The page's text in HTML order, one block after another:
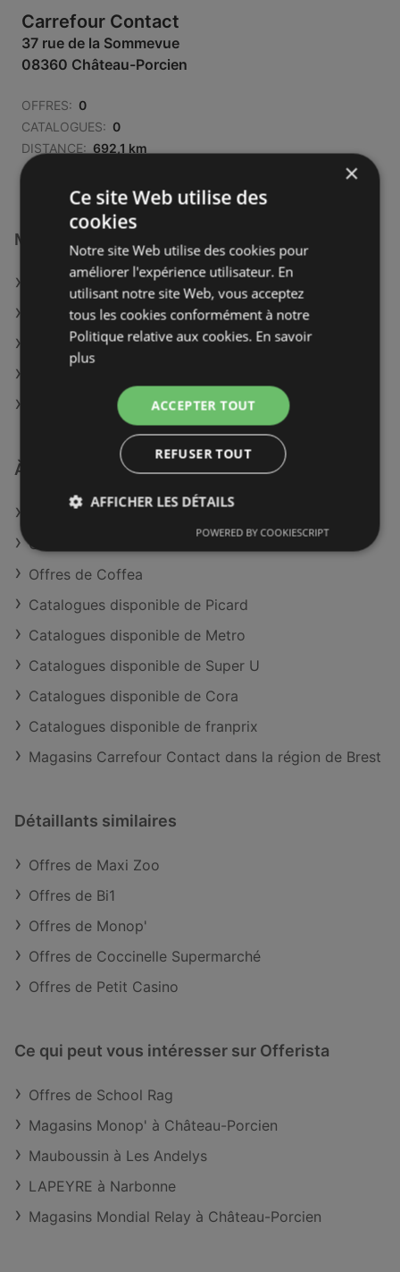
Carrefour Contact
37 rue de la Sommevue
08360 Château-Porcien
OFFRES: 0
CATALOGUES: 0
DISTANCE: 692,1 km
Magasins Carrefour Contact à :
Carrefour Contact à Sens
Carrefour Contact à Boulogne-sur-Mer
Carrefour Contact à Dunkerque
Carrefour Contact à Foix
À découvrir aussi
Offres de Carrefour Contact
Offres de Picard
Offres de Coffea
Catalogues disponible de Picard
Catalogues disponible de Metro
Catalogues disponible de Super U
Catalogues disponible de Cora
Catalogues disponible de franprix
Magasins Carrefour Contact dans la région de Brest
Détaillants similaires
Offres de Maxi Zoo
Offres de Bi1
Offres de Monop'
Offres de Coccinelle Supermarché
Offres de Petit Casino
Ce qui peut vous intéresser sur Offerista
Offres de School Rag
Magasins Monop' à Château-Porcien
Mauboussin à Les Andelys
LAPEYRE à Narbonne
Magasins Mondial Relay à Château-Porcien
×
Ce site Web utilise des
cookies
Notre site Web utilise des cookies pour
améliorer l'expérience utilisateur. En
utilisant notre site Web, vous acceptez
tous les cookies conformément à notre
Politique relative aux cookies. En savoir
plus
ACCEPTER TOUT
REFUSER TOUT
AFFICHER LES DÉTAILS
POWERED BY COOKIESCRIPT